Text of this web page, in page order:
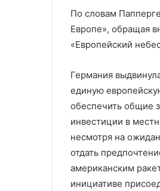
По словам
Европе», обращая
«Европейский
Германия
единую
обеспечить общие
инвестиции в
несмотря на
отдать
американским
инициативе